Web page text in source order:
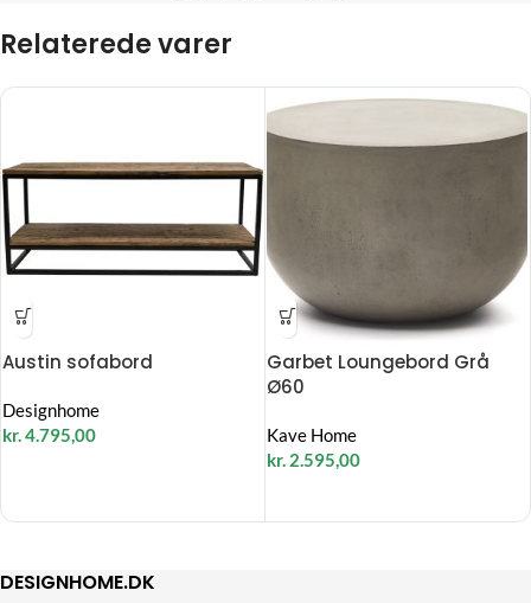
Relaterede varer
Austin sofabord
Designhome
kr.4.795,00
Garbet Loungebord Grå
Ø60
Kave Home
kr. 2.595,00
DESIGNHOME.DK